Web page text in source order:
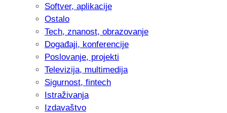
Softver, aplikacije
Ostalo
Tech, znanost, obrazovanje
Događaji, konferencije
Poslovanje, projekti
Televizija, multimedija
Sigurnost, fintech
Istraživanja
Izdavaštvo